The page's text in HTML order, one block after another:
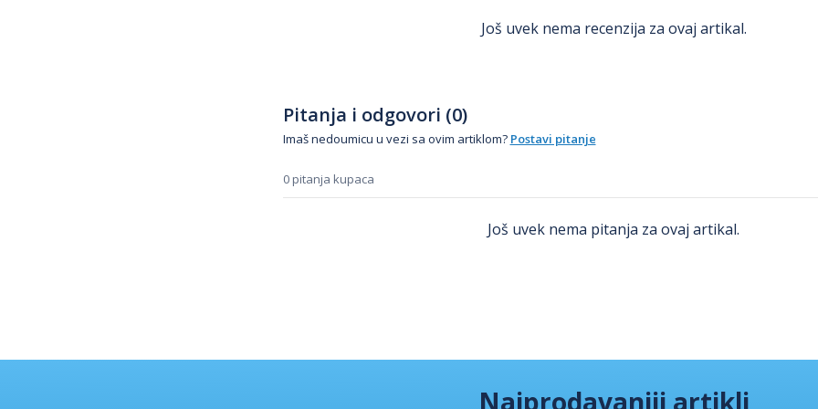
Još uvek nema recenzija za ovaj artikal.
Pitanja i odgovori (0)
Imaš nedoumicu u vezi sa ovim artiklom? Postavi pitanje
0 pitanja kupaca
Još uvek nema pitanja za ovaj artikal.